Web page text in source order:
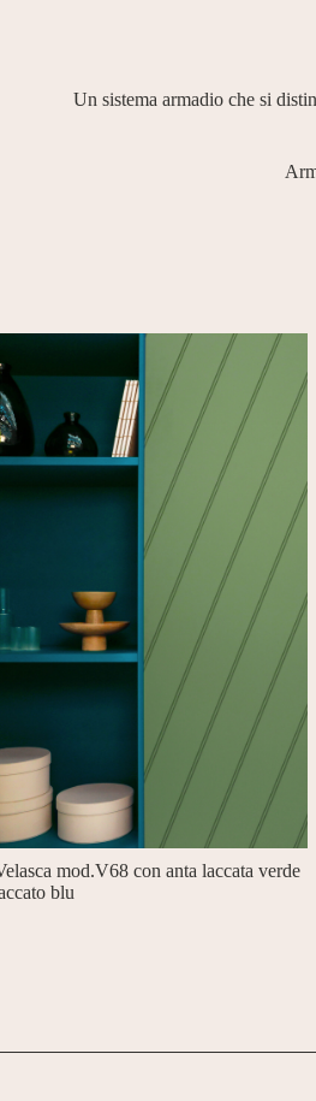
Un sistema armadio che si
mod.V68 con anta laccata verde
blu